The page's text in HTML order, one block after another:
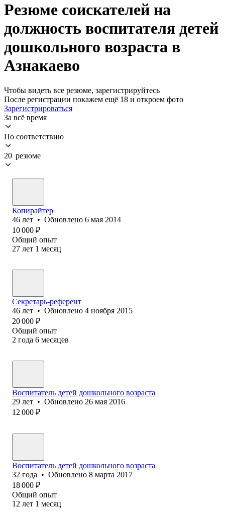
Резюме соискателей на
должность воспитателя детей
дошкольного возраста в
Азнакаево
Чтобы видеть все резюме, зарегистрируйтесь
После регистрации покажем ещё 18 и откроем фото
Зарегистрироваться
За всё время
По соответствию
20 резюме
Копирайтер
46 лет • Обновлено 6 мая 2014
10 000 ₽
Общий опыт
27 лет 1 месяц
Секретарь-референт
46 лет • Обновлено 4 ноября 2015
20 000 ₽
Общий опыт
2 года 6 месяцев
Воспитатель детей дошкольного возраста
29 лет • Обновлено 26 мая 2016
12 000 ₽
Воспитатель детей дошкольного возраста
32 года • Обновлено 8 марта 2017
18 000 ₽
Общий опыт
12 лет 1 месяц